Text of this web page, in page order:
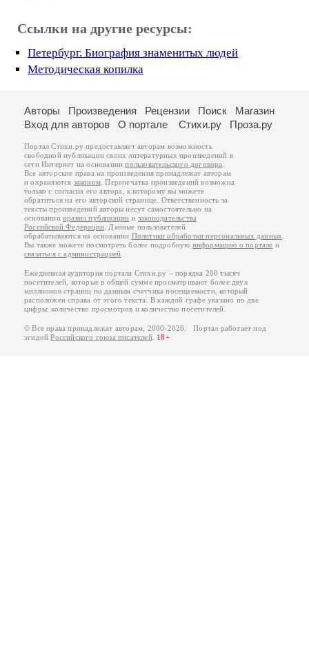
Ссылки на другие ресурсы:
Петербург. Биография знаменитых людей
Методическая копилка
Авторы Произведения Рецензии Поиск
Магазин
Вход для авторов
О портале Стихи.ру Проза.ру
Портал Стихи.ру предоставляет авторам возможность
свободной публикации своих литературных произведений в
сети Интернет на основаниипользовательского договора
Все авторские права на произведения принадлежат авторам
и охраняются законом . Перепечатка произведений возможна
только с согласия его автора, к которому вы можете
обратиться на его авторской странице. Ответственность за
тексты произведений авторы несут самостоятельно на
основанииправил публикации изаконодательства
Российской Федерации . Данные пользователей
обрабатываются на основании Политики обработки персональных данных
Вы также можете посмотреть более подробную информацию о портале и
связаться с администрацией
Ежедневная аудитория портала Стихи.ру – порядка 200 тысяч
посетителей, которые в общей сумме просматривают более двух
миллионов страниц по данным счетчика посещаемости, который
расположен справа от этого текста. В каждой графе указано по две
цифры: количество просмотров и количество посетителей.
© Все права принадлежат авторам, 2000-2026. Портал работает под
эгидойРоссийского союза писателей. 18+